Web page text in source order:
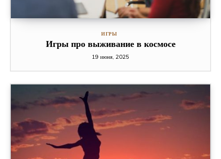
ИГРЫ
Игры про выживание в космосе
19 июня, 2025